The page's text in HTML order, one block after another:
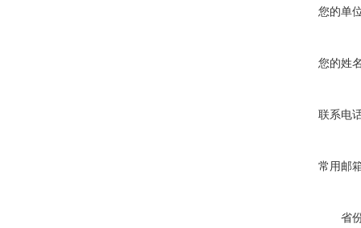
您的单
您的姓
联系电
常用邮
省